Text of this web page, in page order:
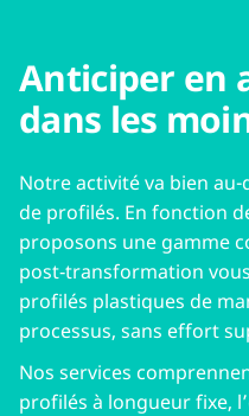
Anticiper en
dans les
Notre activité va bien
de profilés. En fonction
proposons une gamme
post‑transformation
profilés plastiques de
processus, sans effort
Nos services
profilés à longueur fixe,